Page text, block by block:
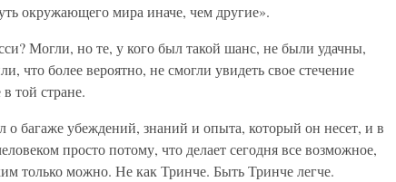
окружающего мира иначе, чем другие».
Могли, но те, у кого был такой шанс, не были удачны,
что более вероятно, не смогли увидеть свое стечение
той стране.
о багаже убеждений, знаний и опыта, который он несет, и в
просто потому, что делает сегодня все возможное,
только можно. Не как Тринче. Быть Тринче легче.